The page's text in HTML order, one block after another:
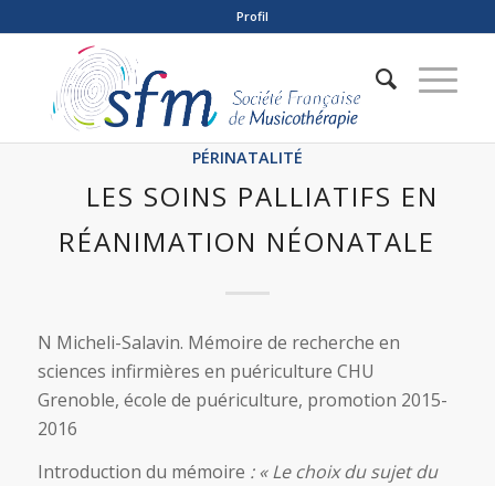
Profil
PÉRINATALITÉ
LES SOINS PALLIATIFS EN
RÉANIMATION NÉONATALE
N Micheli-Salavin. Mémoire de recherche en
sciences infirmières en puériculture CHU
Grenoble, école de puériculture, promotion 2015-
2016
Introduction du mémoire : « Le choix du sujet du